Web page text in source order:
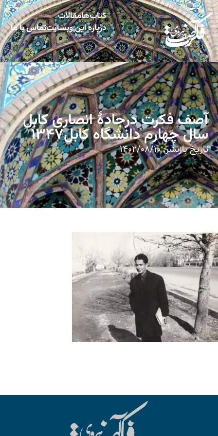
کتاب‌هامقالات
درباره این وبسایتتماس با ما
آصف فکرت درجادۀ انصاری کابل
سال چهارم دانشگاه کابل۱۳۴۷
تاریخ بازنشر:۱۴۰۲/۰۸/۱۰